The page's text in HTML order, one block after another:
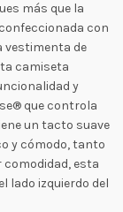
más que la
con
vestimenta de
camiseta
y
que controla
un tacto suave
y cómodo, tanto
comodidad, esta
lado izquierdo del